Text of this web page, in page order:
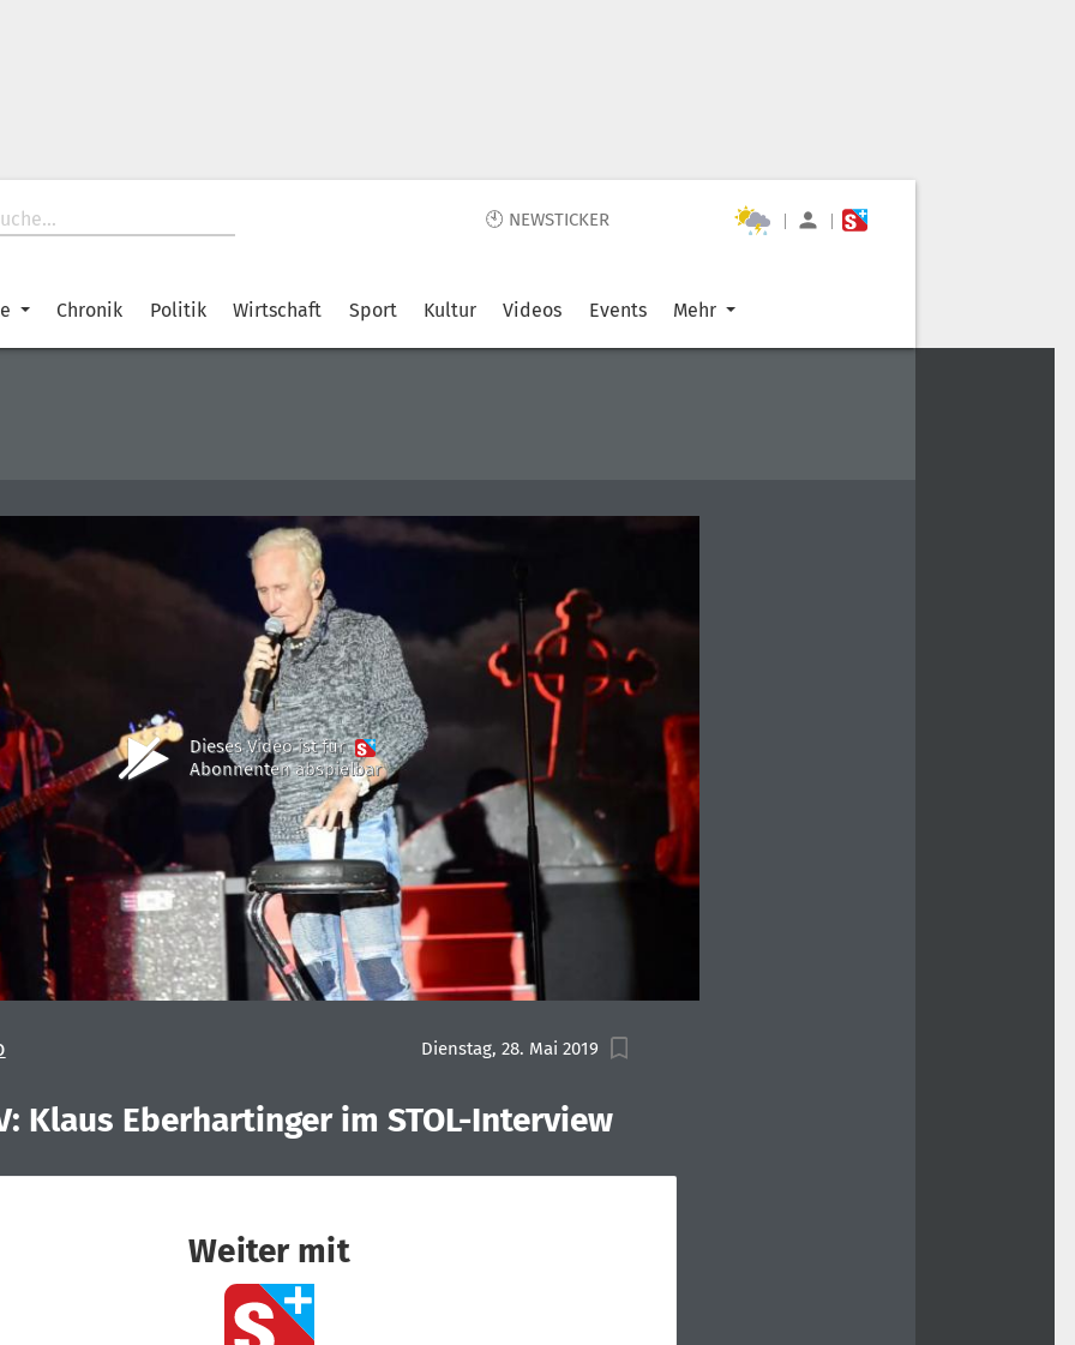
🕙 NEWSTICKER | |
Chronik Politik Wirtschaft Sport Kultur Videos Events Mehr
Dieses Video ist für
Abonnenten abspielbar
Dienstag, 28. Mai 2019
Klaus Eberhartinger im STOL-Interview